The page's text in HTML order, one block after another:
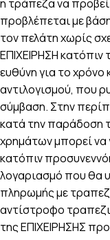
η τράπεζα να
προβλέπεται με
τον πελάτη χωρίς
ΕΠΙΧΕΙΡΗΣΗ κατόπιν
ευθύνη για το χρόνο
αντιλογισμού, που
σύμβαση. Στην
κατά την παράδοση
χρημάτων μπορεί να
κατόπιν
λογαριασμό που θα
πληρωμής με
αντίστροφο
της ΕΠΙΧΕΙΡΗΣΗΣ